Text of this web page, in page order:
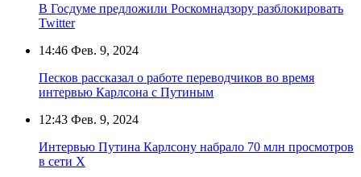
В Госдуме предложили Роскомнадзору разблокировать
Twitter
14:46 Фев. 9, 2024
Песков рассказал о работе переводчиков во время
интервью Карлсона с Путиным
12:43 Фев. 9, 2024
Интервью Путина Карлсону набрало 70 млн просмотров
в сети Х